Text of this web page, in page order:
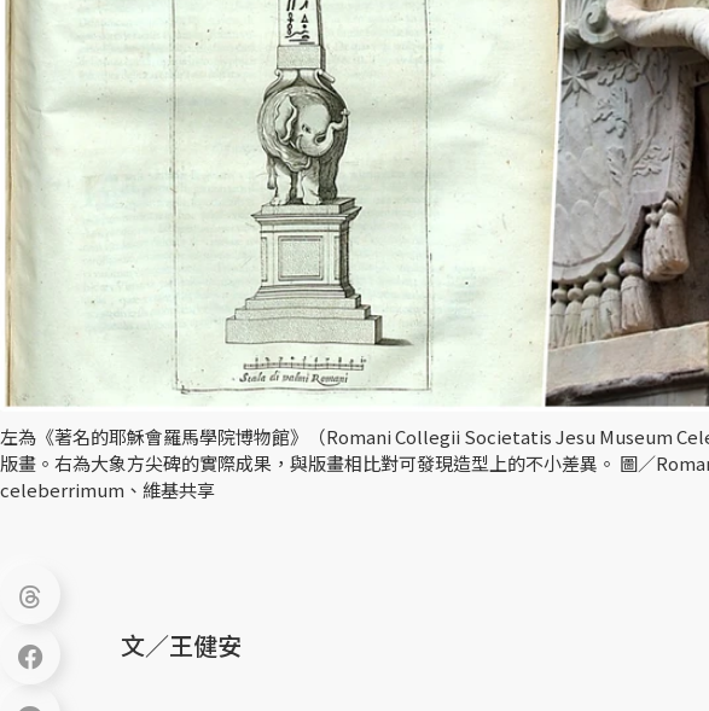
左為《著名的耶穌會羅馬學院博物館》（Romani Collegii Societatis Jesu Museum
版畫。右為大象方尖碑的實際成果，與版畫相比對可發現造型上的不小差異。 圖／
celeberrimum、維基共享
文／王健安